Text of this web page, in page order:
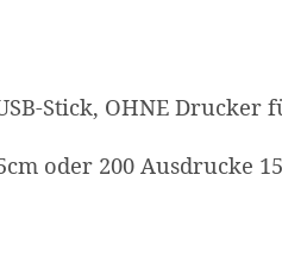
Stick, OHNE Drucker
oder 200 Ausdrucke